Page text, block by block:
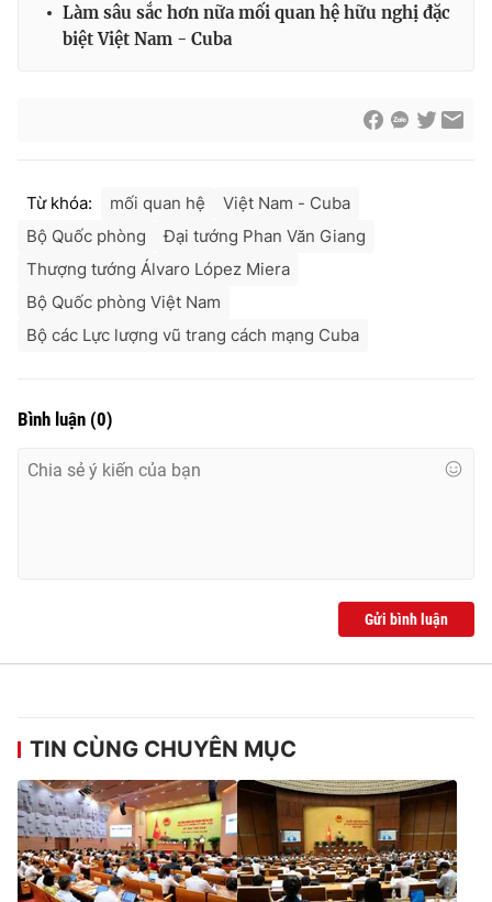
Làm sâu sắc hơn nữa mối quan hệ hữu nghị đặc
biệt Việt Nam - Cuba
Từ khóa: mối quan hệ
Việt Nam - Cuba
Bộ Quốc phòng
Đại tướng Phan Văn Giang
Thượng tướng Álvaro López Miera
Bộ Quốc phòng Việt Nam
Bộ các Lực lượng vũ trang cách mạng Cuba
Bình luận (0)
Gửi bình luận
TIN CÙNG CHUYÊN MỤC